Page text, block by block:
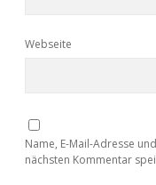
Webseite
Name, E-Mail-Adresse
nächsten Kommentar